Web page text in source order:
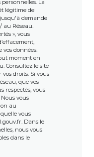
La
légitime de
demande
au Réseau.
», vous
données.
moment en
Consultez le site
droits. Si vous
que vos
respectés, vous
vous
au
vous
. Dans le
nous vous
dans le